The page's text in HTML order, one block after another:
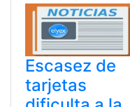
Escasez de
tarjetas